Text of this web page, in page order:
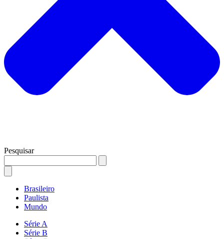
Pesquisar
Brasileiro
Paulista
Mundo
Série A
Série B